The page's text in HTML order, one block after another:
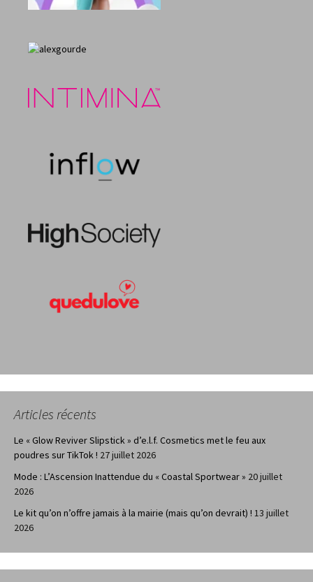
Articles récents
Le « Glow Reviver Slipstick » d’e.l.f. Cosmetics met le feu aux
poudres sur TikTok ! 27 juillet 2026
Mode : L’Ascension Inattendue du « Coastal Sportwear » 20 juillet
2026
Le kit qu’on n’offre jamais à la mairie (mais qu’on devrait) ! 13 juillet
2026